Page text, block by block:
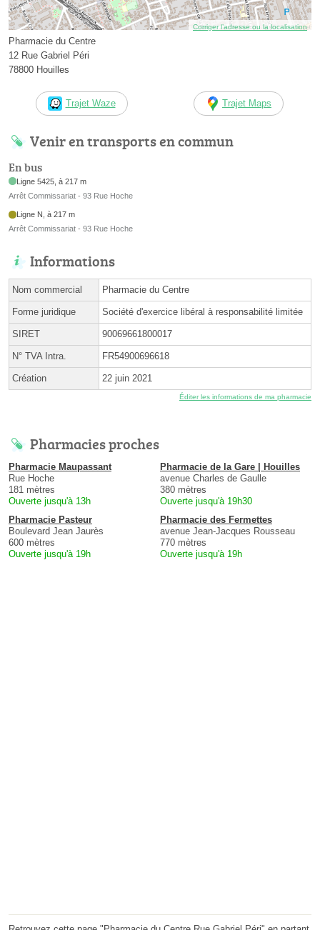
Corriger l’adresse ou la localisation
Pharmacie du Centre
12 Rue Gabriel Péri
78800 Houilles
Trajet Waze Trajet Maps
Venir en transports en commun
En bus
Ligne 5425, à 217 m
Arrêt Commissariat - 93 Rue Hoche
Ligne N, à 217 m
Arrêt Commissariat - 93 Rue Hoche
Informations
Nom commercial Pharmacie du Centre
Forme juridique Société d'exercice libéral à responsabilité limitée
SIRET 90069661800017
N° TVA Intra. FR54900696618
Création 22 juin 2021
Éditer les informations de ma pharmacie
Pharmacies proches
Pharmacie Maupassant
Rue Hoche
181 mètres
Ouverte jusqu'à 13h
Pharmacie de la Gare | Houilles
avenue Charles de Gaulle
380 mètres
Ouverte jusqu'à 19h30
Pharmacie Pasteur
Boulevard Jean Jaurès
600 mètres
Ouverte jusqu'à 19h
Pharmacie des Fermettes
avenue Jean-Jacques Rousseau
770 mètres
Ouverte jusqu'à 19h